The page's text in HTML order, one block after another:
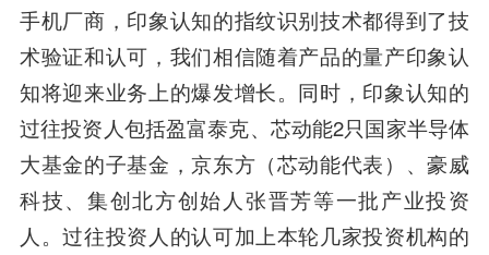
手机厂商，印象认知的指纹识别技术都得到了技
术验证和认可，我们相信随着产品的量产印象认
知将迎来业务上的爆发增长。同时，印象认知的
过往投资人包括盈富泰克、芯动能2只国家半导体
大基金的子基金，京东方（芯动能代表）、豪威
科技、集创北方创始人张晋芳等一批产业投资
人。过往投资人的认可加上本轮几家投资机构的